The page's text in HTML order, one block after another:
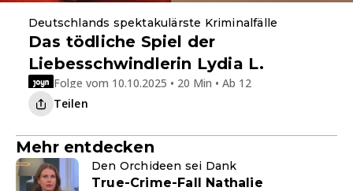
Deutschlands spektakulärste Kriminalfälle
Das tödliche Spiel der
Liebesschwindlerin Lydia L.
Folge vom 10.10.2025 • 20 Min • Ab 12
Teilen
Mehr entdecken
Den Orchideen sei Dank
True-Crime-Fall Nathalie